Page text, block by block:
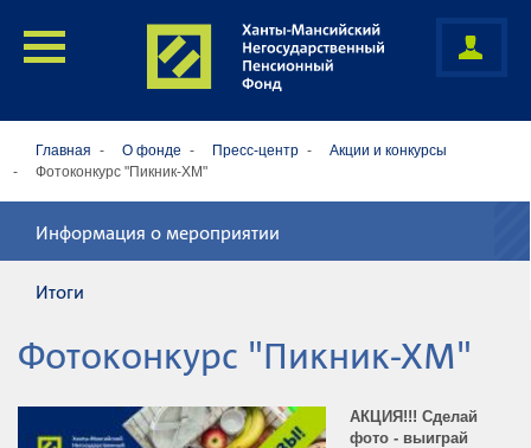
Главная О фонде Пресс-центр
Акции и конкурсы
Фотоконкурс "Пикник-ХМ"
Информация о мероприятии
Итоги
Фотоконкурс "Пикник-ХМ"
АКЦИЯ!!! Сделай
фото - выиграй